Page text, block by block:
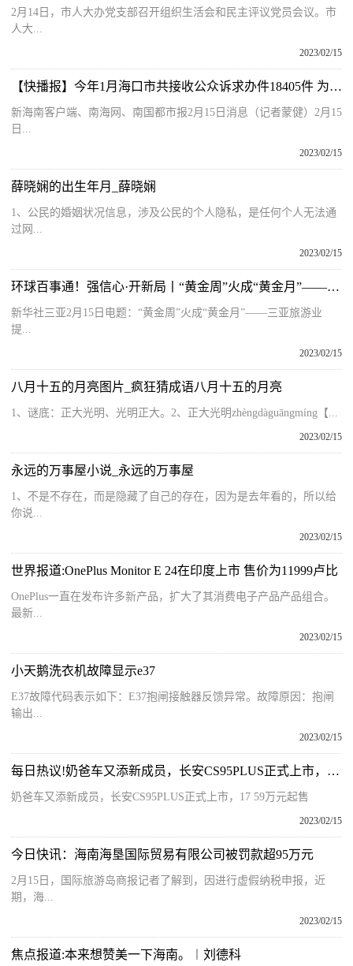
2月14日，市人大办党支部召开组织生活会和民主评议党员会议。市
人大...
2023/02/15
【快播报】今年1月海口市共接收公众诉求办件18405件 为消费者挽回经济损失2.3万元
新海南客户端、南海网、南国都市报2月15日消息（记者蒙健）2月15
日...
2023/02/15
薛晓娴的出生年月_薛晓娴
1、公民的婚姻状况信息，涉及公民的个人隐私，是任何个人无法通
过网...
2023/02/15
环球百事通！强信心·开新局丨“黄金周”火成“黄金月”——三亚旅游业提档升级观察
新华社三亚2月15日电题：“黄金周”火成“黄金月”——三亚旅游业
提...
2023/02/15
八月十五的月亮图片_疯狂猜成语八月十五的月亮
1、谜底：正大光明、光明正大。2、正大光明zhèngdàguāngmíng【...
2023/02/15
永远的万事屋小说_永远的万事屋
1、不是不存在，而是隐藏了自己的存在，因为是去年看的，所以给
你说...
2023/02/15
世界报道:OnePlus Monitor E 24在印度上市 售价为11999卢比
OnePlus一直在发布许多新产品，扩大了其消费电子产品产品组合。
最新...
2023/02/15
小天鹅洗衣机故障显示e37
E37故障代码表示如下：E37抱闸接触器反馈异常。故障原因：抱闸
输出...
2023/02/15
每日热议!奶爸车又添新成员，长安CS95PLUS正式上市，17.59万元起售
奶爸车又添新成员，长安CS95PLUS正式上市，17 59万元起售
2023/02/15
今日快讯：海南海垦国际贸易有限公司被罚款超95万元
2月15日，国际旅游岛商报记者了解到，因进行虚假纳税申报，近
期，海...
2023/02/15
焦点报道:本来想赞美一下海南。︱刘德科